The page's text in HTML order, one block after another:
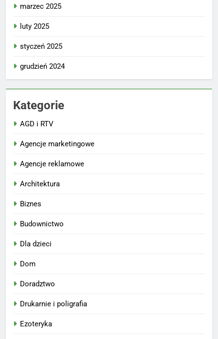
marzec 2025
luty 2025
styczeń 2025
grudzień 2024
Kategorie
AGD i RTV
Agencje marketingowe
Agencje reklamowe
Architektura
Biznes
Budownictwo
Dla dzieci
Dom
Doradztwo
Drukarnie i poligrafia
Ezoteryka